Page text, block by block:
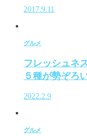
2017.9.11
グルメ
フレッシュネ
５種が勢ぞろ
2022.2.9
グルメ